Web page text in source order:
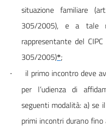
situazione familiare
305/2005), e a tale
rappresentante del
305/2005)*;
·
il primo incontro deve
per l’udienza di
seguenti modalità: a) se
primi incontri durano